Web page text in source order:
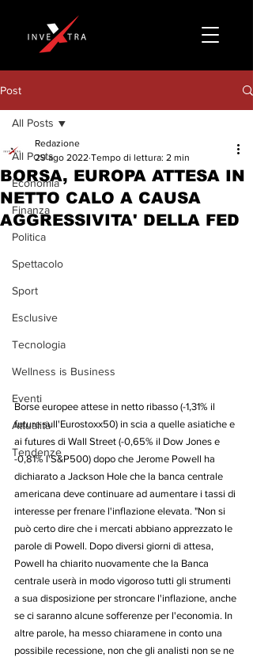
Post
All Posts
Economia
Finanza
Politica
Spettacolo
Sport
Esclusive
Tecnologia
Wellness is Business
Eventi
Attualità
Tendenze
All Posts
BORSA, EUROPA ATTESA IN
NETTO CALO A CAUSA
AGGRESSIVITA' DELLA FED
Redazione
29 ago 2022 Tempo di lettura: 2 min
Borse europee attese in netto ribasso (-1,31% il
future sull'Eurostoxx50) in scia a quelle asiatiche e
ai futures di Wall Street (-0,65% il Dow Jones e
-0,81% l'S&P500) dopo che Jerome Powell ha
dichiarato a Jackson Hole che la banca centrale
americana deve continuare ad aumentare i tassi di
interesse per frenare l'inflazione elevata. "Non si
può certo dire che i mercati abbiano apprezzato le
parole di Powell. Dopo diversi giorni di attesa,
Powell ha chiarito nuovamente che la Banca
centrale userà in modo vigoroso tutti gli strumenti
a sua disposizione per stroncare l'inflazione, anche
se ci saranno alcune sofferenze per l'economia. In
altre parole, ha messo chiaramene in conto una
possibile recessione, non che gli analisti non se ne